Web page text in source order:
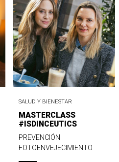
SALUD Y BIENESTAR
MASTERCLASS
#ISDINCEUTICS
PREVENCIÓN
FOTOENVEJECIMIENTO